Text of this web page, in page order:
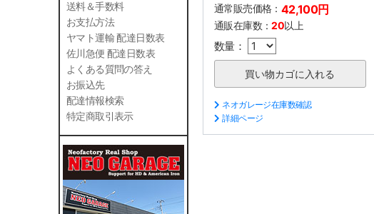
送料＆手数料
お支払方法
ヤマト運輸 配達日数表
佐川急便 配達日数表
よくある質問の答え
お振込先
配達情報検索
特定商取引表示
通常販売価格： 42,100円
通販在庫数：20以上
数量：
ネオガレージ在庫数確認
詳細ページ